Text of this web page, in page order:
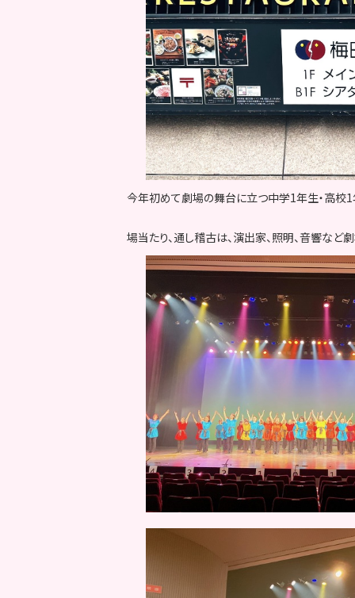
今年初めて劇場の舞台に立つ中学1年生・高校1
場当たり、通し稽古は、演出家、照明、音響など